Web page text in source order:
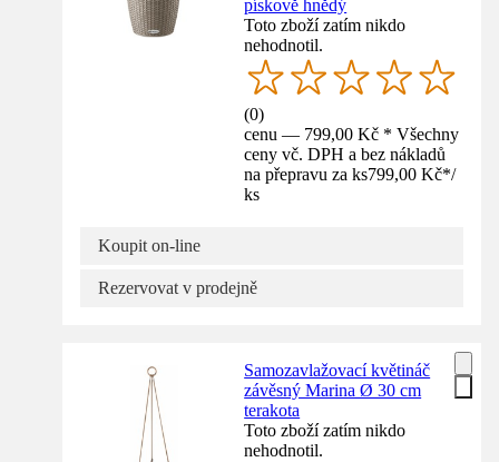
pískově hnědý
Toto zboží zatím nikdo
nehodnotil.
(0)
cenu — 799,00 Kč * Všechny
ceny vč. DPH a bez nákladů
na přepravu za ks799,00 Kč*/
ks
Koupit on-line
Rezervovat v prodejně
Samozavlažovací květináč
závěsný Marina Ø 30 cm
terakota
Toto zboží zatím nikdo
nehodnotil.